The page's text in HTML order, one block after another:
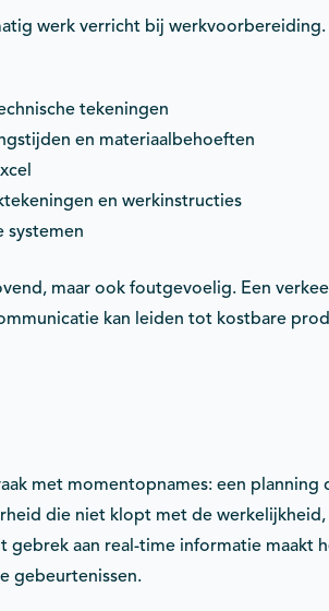
werk verricht bij werkvoorbereiding.
tekeningen
en materiaalbehoeften
en werkinstructies
systemen
maar ook foutgevoelig. Een
kan leiden tot kostbare
met momentopnames: een planning
die niet klopt met de
aan real-time informatie maakt
gebeurtenissen.